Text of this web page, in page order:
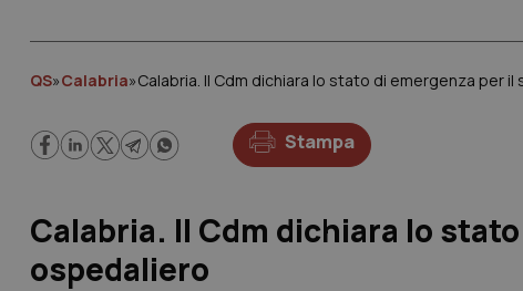
QS»Calabria»Calabria. Il Cdm dichiara lo stato di emergenza per
Stampa
Calabria. Il Cdm dichiara lo
ospedaliero